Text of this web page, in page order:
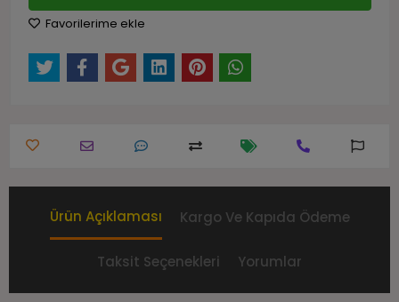
Favorilerime ekle
Ürün Açıklaması Kargo Ve Kapıda Ödeme
Taksit Seçenekleri Yorumlar